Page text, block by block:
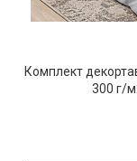
Комплект
300 г/